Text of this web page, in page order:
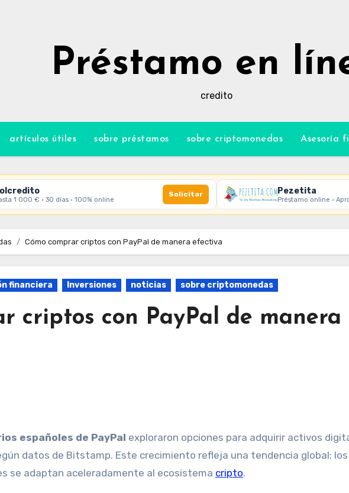
Préstamo en
credito
artículos útiles sobre préstamos sobre criptomonedas Asesoría
1 000 € · 30 días · 100% online
Solicitar Pezetita
Préstamo online ·
Cómo comprar criptos con PayPal de manera efectiva
financiera Inversiones noticias sobre criptomonedas
criptos con PayPal de manera
españoles de PayPal exploraron opciones para adquirir activos
datos de Bitstamp. Este crecimiento refleja una tendencia global: los
se adaptan aceleradamente al ecosistema cripto.